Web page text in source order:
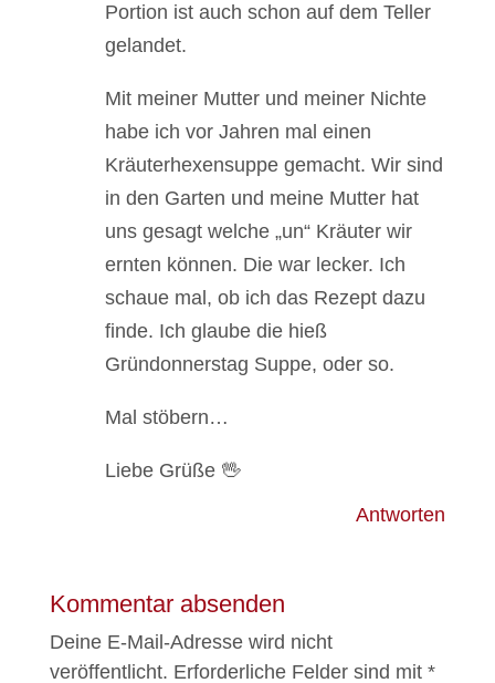
Portion ist auch schon auf dem Teller
gelandet.
Mit meiner Mutter und meiner Nichte
habe ich vor Jahren mal einen
Kräuterhexensuppe gemacht. Wir sind
in den Garten und meine Mutter hat
uns gesagt welche „un“ Kräuter wir
ernten können. Die war lecker. Ich
schaue mal, ob ich das Rezept dazu
finde. Ich glaube die hieß
Gründonnerstag Suppe, oder so.
Mal stöbern…
Liebe Grüße 🖖
Antworten
Kommentar absenden
Deine E-Mail-Adresse wird nicht
veröffentlicht. Erforderliche Felder sind mit *